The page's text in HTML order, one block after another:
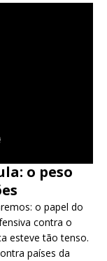
o peso
o papel do
contra o
esteve tão tenso.
países da